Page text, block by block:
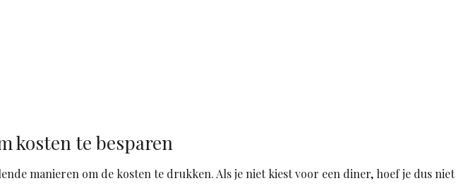
kosten te besparen
manieren om de kosten te drukken. Als je niet kiest voor een diner, hoef je dus niet